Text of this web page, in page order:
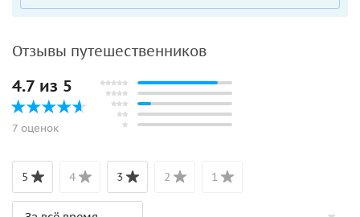
Отзывы путешественников
4.7 из 5
7 оценок
5 4 3 2 1